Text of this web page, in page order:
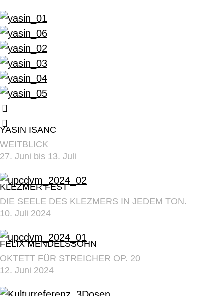
YASIN ISANC
WEITBLICK
27. Juni bis 13. Juli
KLEZMER FEST
DIE SEELE DES KLEZMERS IN JEDEM TON.
10. Juli 2024
FELIX MENDELSSOHN
OKTETT FÜR STREICHER OP. 20
12. Juni 2024